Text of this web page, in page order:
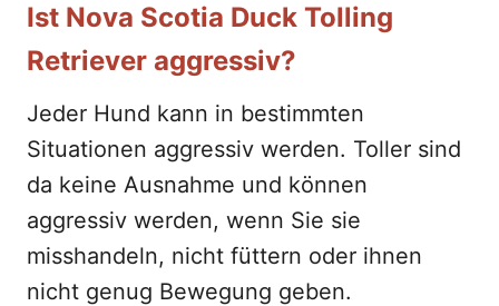
Ist Nova Scotia Duck Tolling
Retriever aggressiv?
Jeder Hund kann in bestimmten
Situationen aggressiv werden. Toller sind
da keine Ausnahme und können
aggressiv werden, wenn Sie sie
misshandeln, nicht füttern oder ihnen
nicht genug Bewegung geben.